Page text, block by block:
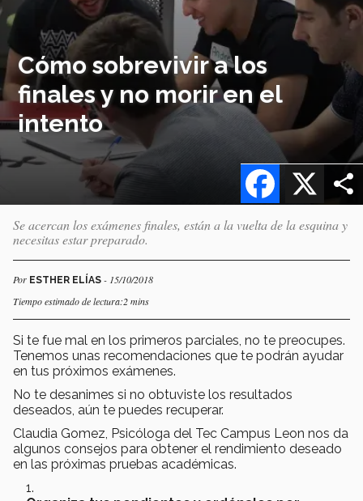
Cómo sobrevivir a los
finales y no morir en el
intento
X
Facebook
Se acercan los exámenes finales, están a la vuelta de la esquina y
necesitas estar preparado.
Por ESTHER ELÍAS - 15/10/2018
Tiempo estimado de lectura:2 mins
Si te fue mal en los primeros parciales, no te preocupes.
Tenemos unas recomendaciones que te podrán ayudar
en tus próximos exámenes.
No te desanimes si no obtuviste los resultados
deseados, aún te puedes recuperar.
Claudia Gomez, Psicóloga del Tec Campus Leon nos da
algunos consejos para obtener el rendimiento deseado
en las próximas pruebas académicas.